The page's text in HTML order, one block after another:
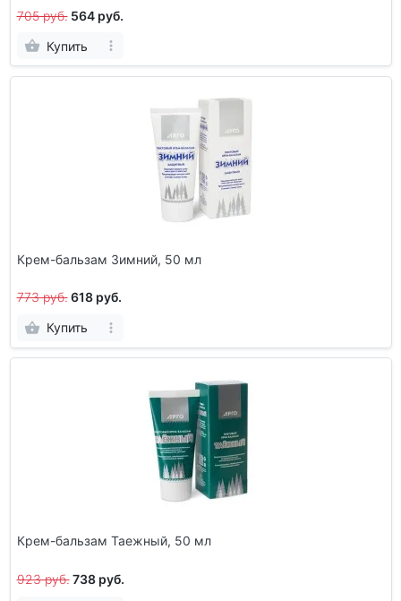
705 руб. 564 руб.
Купить
Крем-бальзам Зимний, 50 мл
773 руб. 618 руб.
Купить
Крем-бальзам Таежный, 50 мл
923 руб. 738 руб.